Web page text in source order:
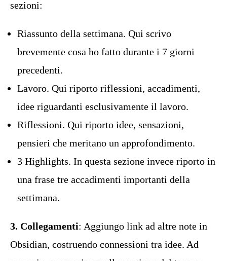
sezioni:
Riassunto della settimana. Qui scrivo
brevemente cosa ho fatto durante i 7 giorni
precedenti.
Lavoro. Qui riporto riflessioni, accadimenti,
idee riguardanti esclusivamente il lavoro.
Riflessioni. Qui riporto idee, sensazioni,
pensieri che meritano un approfondimento.
3 Highlights. In questa sezione invece riporto in
una frase tre accadimenti importanti della
settimana.
3. Collegamenti: Aggiungo link ad altre note in
Obsidian, costruendo connessioni tra idee. Ad